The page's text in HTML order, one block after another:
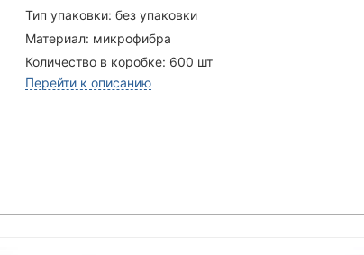
Тип упаковки: без упаковки
Материал: микрофибра
Количество в коробке: 600 шт
Перейти к описанию